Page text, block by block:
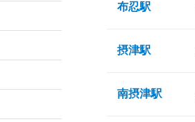
布忍駅
摂津駅
南摂津駅